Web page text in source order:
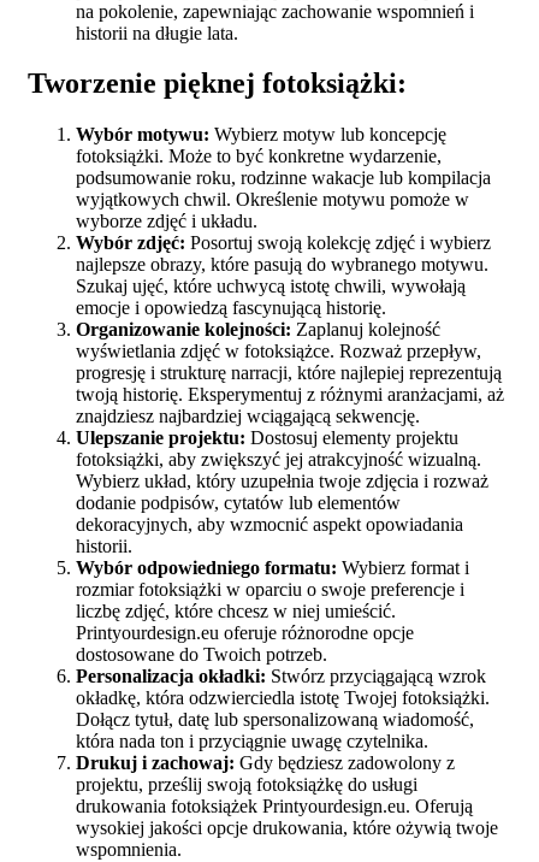
na pokolenie, zapewniając zachowanie wspomnień i
historii na długie lata.
Tworzenie pięknej fotoksiążki:
Wybór motywu: Wybierz motyw lub koncepcję
fotoksiążki. Może to być konkretne wydarzenie,
podsumowanie roku, rodzinne wakacje lub kompilacja
wyjątkowych chwil. Określenie motywu pomoże w
wyborze zdjęć i układu.
Wybór zdjęć: Posortuj swoją kolekcję zdjęć i wybierz
najlepsze obrazy, które pasują do wybranego motywu.
Szukaj ujęć, które uchwycą istotę chwili, wywołają
emocje i opowiedzą fascynującą historię.
Organizowanie kolejności: Zaplanuj kolejność
wyświetlania zdjęć w fotoksiążce. Rozważ przepływ,
progresję i strukturę narracji, które najlepiej reprezentują
twoją historię. Eksperymentuj z różnymi aranżacjami, aż
znajdziesz najbardziej wciągającą sekwencję.
Ulepszanie projektu: Dostosuj elementy projektu
fotoksiążki, aby zwiększyć jej atrakcyjność wizualną.
Wybierz układ, który uzupełnia twoje zdjęcia i rozważ
dodanie podpisów, cytatów lub elementów
dekoracyjnych, aby wzmocnić aspekt opowiadania
historii.
Wybór odpowiedniego formatu: Wybierz format i
rozmiar fotoksiążki w oparciu o swoje preferencje i
liczbę zdjęć, które chcesz w niej umieścić.
Printyourdesign.eu oferuje różnorodne opcje
dostosowane do Twoich potrzeb.
Personalizacja okładki: Stwórz przyciągającą wzrok
okładkę, która odzwierciedla istotę Twojej fotoksiążki.
Dołącz tytuł, datę lub spersonalizowaną wiadomość,
która nada ton i przyciągnie uwagę czytelnika.
Drukuj i zachowaj: Gdy będziesz zadowolony z
projektu, prześlij swoją fotoksiążkę do usługi
drukowania fotoksiążek Printyourdesign.eu. Oferują
wysokiej jakości opcje drukowania, które ożywią twoje
wspomnienia.